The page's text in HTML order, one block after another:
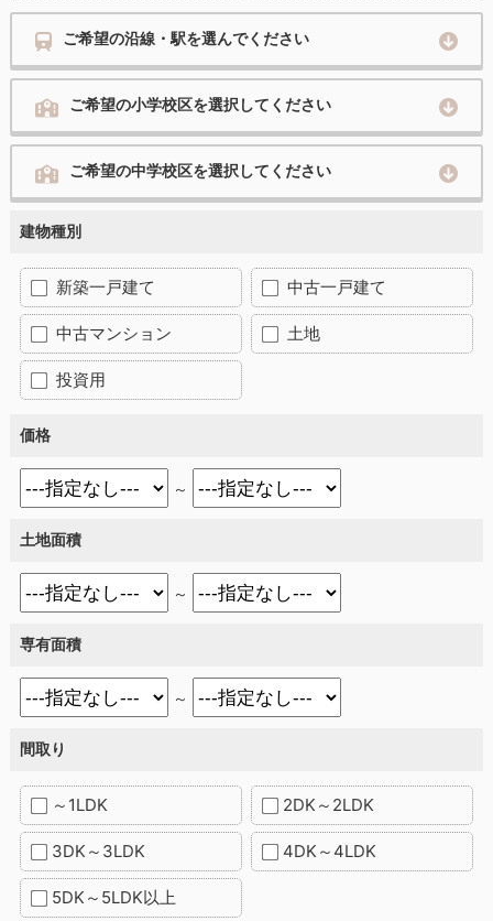
ご希望の沿線・駅を選んでください
ご希望の小学校区を選択してください
ご希望の中学校区を選択してください
建物種別
新築一戸建て 中古一戸建て
中古マンション 土地
投資用
価格
～
土地面積
～
専有面積
～
間取り
～1LDK 2DK～2LDK
3DK～3LDK 4DK～4LDK
5DK～5LDK以上